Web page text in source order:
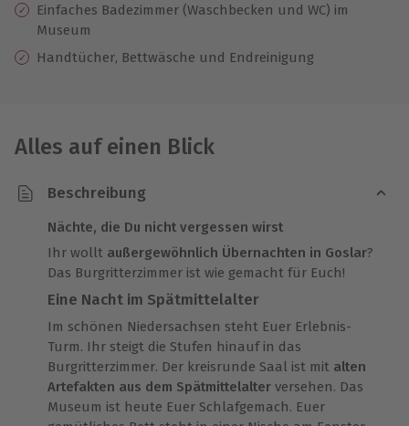
Einfaches Badezimmer (Waschbecken und WC) im
Museum
Handtücher, Bettwäsche und Endreinigung
Alles auf einen Blick
Beschreibung
Nächte, die Du nicht vergessen wirst
Ihr wollt außergewöhnlich Übernachten in Goslar?
Das Burgritterzimmer ist wie gemacht für Euch!
Eine Nacht im Spätmittelalter
Im schönen Niedersachsen steht Euer Erlebnis-
Turm. Ihr steigt die Stufen hinauf in das
Burgritterzimmer. Der kreisrunde Saal ist mit alten
Artefakten aus dem Spätmittelalter versehen. Das
Museum ist heute Euer Schlafgemach. Euer